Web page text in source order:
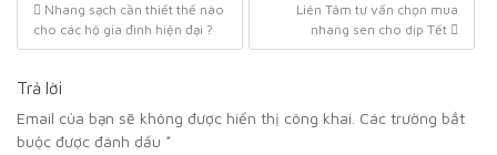
Nhang sạch cần thiết thế nào
cho các hộ gia đình hiện đại ?
Liên Tâm tư vấn chọn mua
nhang sen cho dịp Tết
Trả lời
Email của bạn sẽ không được hiển thị công khai. Các trường bắt
buộc được đánh dấu *